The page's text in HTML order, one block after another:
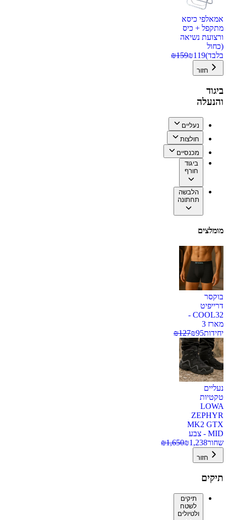
אמאלפי כיסא
מתקפל + כיס
ורצועת נשיאה
(כחול
בלבד)
₪119
₪159
חזור
ביגוד
והנעלה
נעליים
חולצות
מכנסיים
ביגוד
חורף
הלבשה
תחתונה
מומלצים
בוקסר
דרייפיט
COOL32 -
מארז 3
יחידות
₪95
₪127
נעליים
טקטיות
LOWA
ZEPHYR
MK2 GTX
MID - צבע
שחור
₪1,238
₪1,650
חזור
תיקים
תיקים
לשטח
ולטיולים